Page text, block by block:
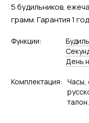
5 будильников,
грамм. Гарантия 1
Функции:
День
Комплектация: Часы,
талон.